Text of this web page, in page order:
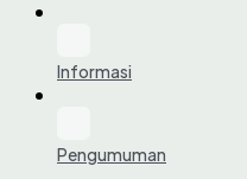
Informasi
Pengumuman